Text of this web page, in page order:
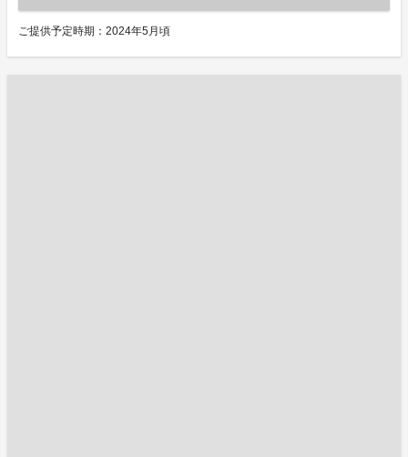
ご提供予定時期：2024年5月頃